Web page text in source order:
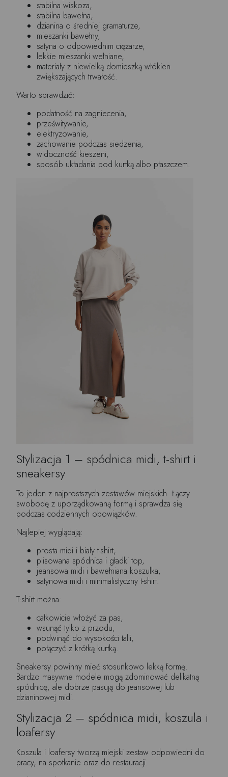
stabilna wiskoza,
stabilna bawełna,
dzianina o średniej gramaturze,
mieszanki bawełny,
satyna o odpowiednim ciężarze,
lekkie mieszanki wełniane,
materiały z niewielką domieszką włókien
zwiększających trwałość.
Warto sprawdzić:
podatność na zagniecenia,
prześwitywanie,
elektryzowanie,
zachowanie podczas siedzenia,
widoczność kieszeni,
sposób układania pod kurtką albo płaszczem.
Stylizacja 1 – spódnica midi, t-shirt i
sneakersy
To jeden z najprostszych zestawów miejskich. Łączy
swobodę z uporządkowaną formą i sprawdza się
podczas codziennych obowiązków.
Najlepiej wyglądają:
prosta midi i biały t-shirt,
plisowana spódnica i gładki top,
jeansowa midi i bawełniana koszulka,
satynowa midi i minimalistyczny t-shirt.
T-shirt można:
całkowicie włożyć za pas,
wsunąć tylko z przodu,
podwinąć do wysokości talii,
połączyć z krótką kurtką.
Sneakersy powinny mieć stosunkowo lekką formę.
Bardzo masywne modele mogą zdominować delikatną
spódnicę, ale dobrze pasują do jeansowej lub
dzianinowej midi.
Stylizacja 2 – spódnica midi, koszula i
loafersy
Koszula i loafersy tworzą miejski zestaw odpowiedni do
pracy, na spotkanie oraz do restauracji.